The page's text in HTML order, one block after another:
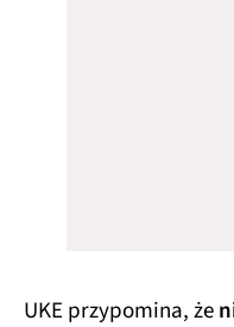
UKE przypomina, że